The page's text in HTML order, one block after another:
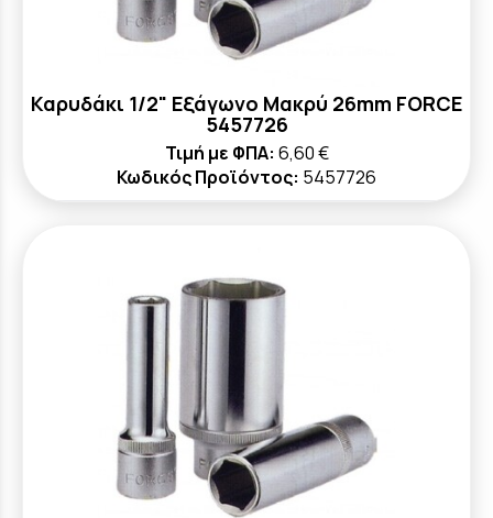
Καρυδάκι 1/2" Εξάγωνο Μακρύ 26mm FORCE
5457726
Τιμή με ΦΠΑ: 6,60 €
Κωδικός Προϊόντος: 5457726